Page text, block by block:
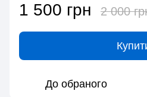
1 500 грн 2 000
До обраного